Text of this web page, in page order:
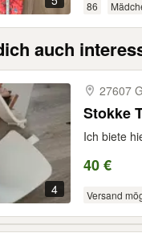
86
auch
4
27607
Stokke
Ich biete
40 €
Versand